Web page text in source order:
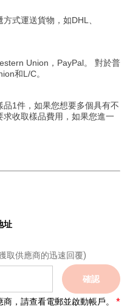
式運送貨物，‎如DHL、
Union，PayPal。
‎對於普
‎和L/C‎。
1件，如果您想要多個具有不
收取樣品費用，如果您進一
址
取供應商的迅速回覆)
確認
，請查看電郵並啟動帳戶。